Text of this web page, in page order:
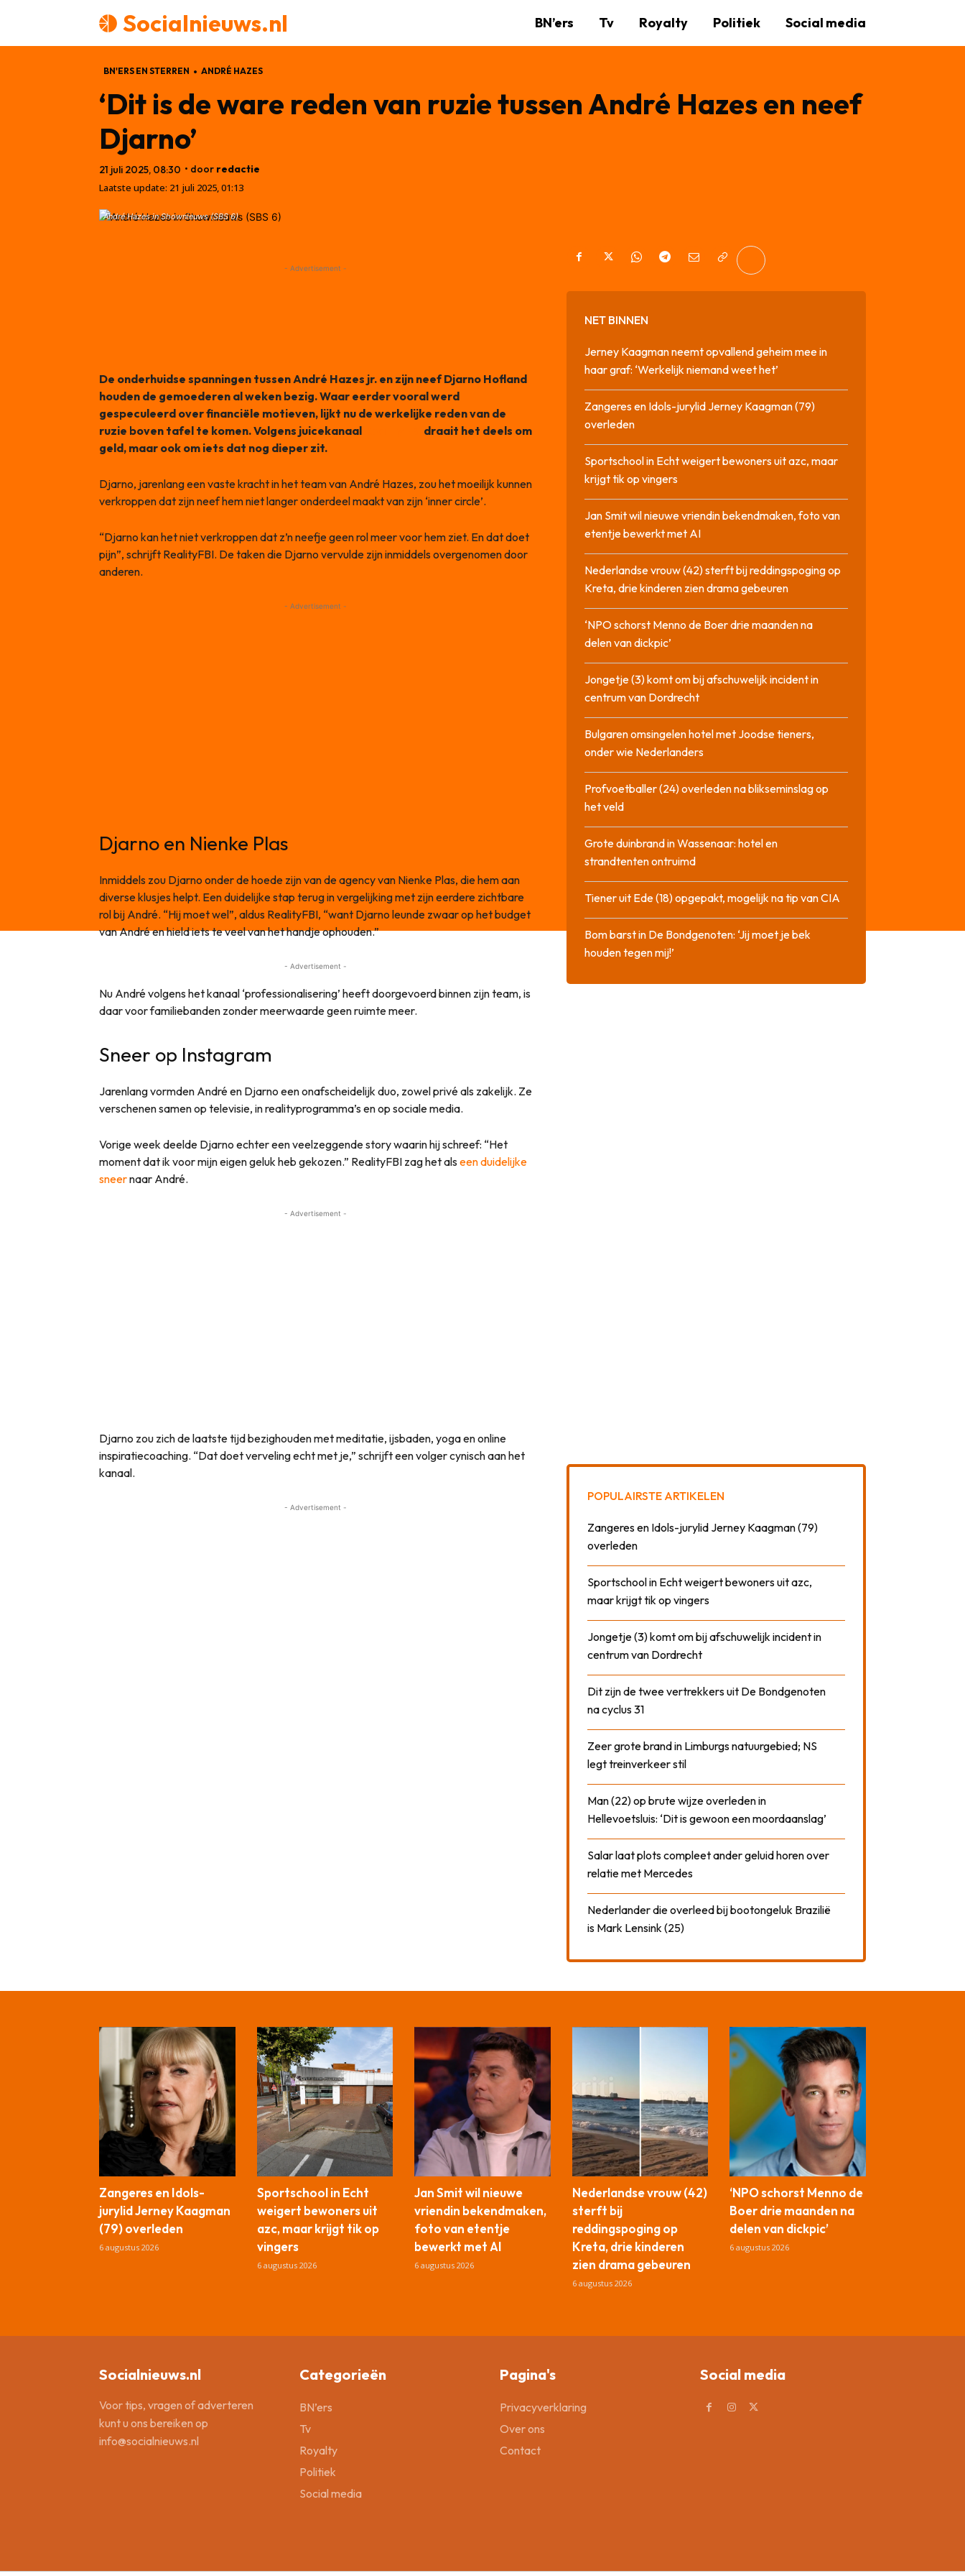
Socialnieuws.nl BN’ers Tv Royalty Politiek Social media
BN'ERS EN STERREN ANDRÉ HAZES
‘Dit is de ware reden van ruzie tussen André Hazes en neef
Djarno’
21 juli 2025, 08:30 • door redactie
Laatste update: 21 juli 2025, 01:13
André Hazes in Shownieuws (SBS 6)
- Advertisement -
De onderhuidse spanningen tussen André Hazes jr. en zijn neef Djarno Hofland
houden de gemoederen al weken bezig. Waar eerder vooral werd
gespeculeerd over financiële motieven, lijkt nu de werkelijke reden van de
ruzie boven tafel te komen. Volgens juicekanaal
draait het deels om
geld, maar ook om iets dat nog dieper zit.
Djarno, jarenlang een vaste kracht in het team van André Hazes, zou het moeilijk kunnen
verkroppen dat zijn neef hem niet langer onderdeel maakt van zijn ‘inner circle’.
“Djarno kan het niet verkroppen dat z’n neefje geen rol meer voor hem ziet. En dat doet
pijn”, schrijft RealityFBI. De taken die Djarno vervulde zijn inmiddels overgenomen door
anderen.
- Advertisement -
Djarno en Nienke Plas
Inmiddels zou Djarno onder de hoede zijn van de agency van Nienke Plas, die hem aan
diverse klusjes helpt. Een duidelijke stap terug in vergelijking met zijn eerdere zichtbare
rol bij André. “Hij moet wel”, aldus RealityFBI, “want Djarno leunde zwaar op het budget
van André en hield iets te veel van het handje ophouden.”
- Advertisement -
Nu André volgens het kanaal ‘professionalisering’ heeft doorgevoerd binnen zijn team, is
daar voor familiebanden zonder meerwaarde geen ruimte meer.
Sneer op Instagram
Jarenlang vormden André en Djarno een onafscheidelijk duo, zowel privé als zakelijk. Ze
verschenen samen op televisie, in realityprogramma’s en op sociale media.
Vorige week deelde Djarno echter een veelzeggende story waarin hij schreef: “Het
moment dat ik voor mijn eigen geluk heb gekozen.” RealityFBI zag het als een duidelijke
sneernaar André.
- Advertisement -
Djarno zou zich de laatste tijd bezighouden met meditatie, ijsbaden, yoga en online
inspiratiecoaching. “Dat doet verveling echt met je,” schrijft een volger cynisch aan het
kanaal.
- Advertisement -
NET BINNEN
Jerney Kaagman neemt opvallend geheim mee in
haar graf: ‘Werkelijk niemand weet het’
Zangeres en Idols-jurylid Jerney Kaagman (79)
overleden
Sportschool in Echt weigert bewoners uit azc, maar
krijgt tik op vingers
Jan Smit wil nieuwe vriendin bekendmaken, foto van
etentje bewerkt met AI
Nederlandse vrouw (42) sterft bij reddingspoging op
Kreta, drie kinderen zien drama gebeuren
‘NPO schorst Menno de Boer drie maanden na
delen van dickpic’
Jongetje (3) komt om bij afschuwelijk incident in
centrum van Dordrecht
Bulgaren omsingelen hotel met Joodse tieners,
onder wie Nederlanders
Profvoetballer (24) overleden na blikseminslag op
het veld
Grote duinbrand in Wassenaar: hotel en
strandtenten ontruimd
Tiener uit Ede (18) opgepakt, mogelijk na tip van CIA
Bom barst in De Bondgenoten: ‘Jij moet je bek
houden tegen mij!’
POPULAIRSTE ARTIKELEN
Zangeres en Idols-jurylid Jerney Kaagman (79)
overleden
Sportschool in Echt weigert bewoners uit azc,
maar krijgt tik op vingers
Jongetje (3) komt om bij afschuwelijk incident in
centrum van Dordrecht
Dit zijn de twee vertrekkers uit De Bondgenoten
na cyclus 31
Zeer grote brand in Limburgs natuurgebied; NS
legt treinverkeer stil
Man (22) op brute wijze overleden in
Hellevoetsluis: ‘Dit is gewoon een moordaanslag’
Salar laat plots compleet ander geluid horen over
relatie met Mercedes
Nederlander die overleed bij bootongeluk Brazilië
is Mark Lensink (25)
Zangeres en Idols-
jurylid Jerney Kaagman
(79) overleden
6 augustus 2026
Sportschool in Echt
weigert bewoners uit
azc, maar krijgt tik op
vingers
6 augustus 2026
Jan Smit wil nieuwe
vriendin bekendmaken,
foto van etentje
bewerkt met AI
6 augustus 2026
Nederlandse vrouw (42)
sterft bij
reddingspoging op
Kreta, drie kinderen
zien drama gebeuren
6 augustus 2026
‘NPO schorst Menno de
Boer drie maanden na
delen van dickpic’
6 augustus 2026
Socialnieuws.nl
Voor tips, vragen of adverteren
kunt u ons bereiken op
info@socialnieuws.nl
Categorieën
BN’ers
Tv
Royalty
Politiek
Social media
Pagina's
Privacyverklaring
Over ons
Contact
Social media